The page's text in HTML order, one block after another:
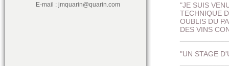
"JE SUIS
TECHNIQUE
OUBLIS DU
DES VINS
"UN STAGE
E-mail : jmquarin@quarin.com